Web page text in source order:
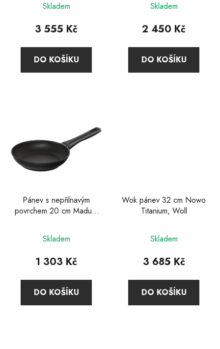
hodnocení
produktu
4,0
z
Skladem
3 555 Kč
DO KOŠÍKU
Skladem
2 450 Kč
DO KOŠÍKU
Pánev s nepřilnavým
povrchem 20 cm Madura
Skladem
1 303 Kč
DO KOŠÍKU
Wok pánev 32 cm Nowo
Titanium, Woll
hodnocení
produktu
4,8
z
Skladem
3 685 Kč
DO KOŠÍKU